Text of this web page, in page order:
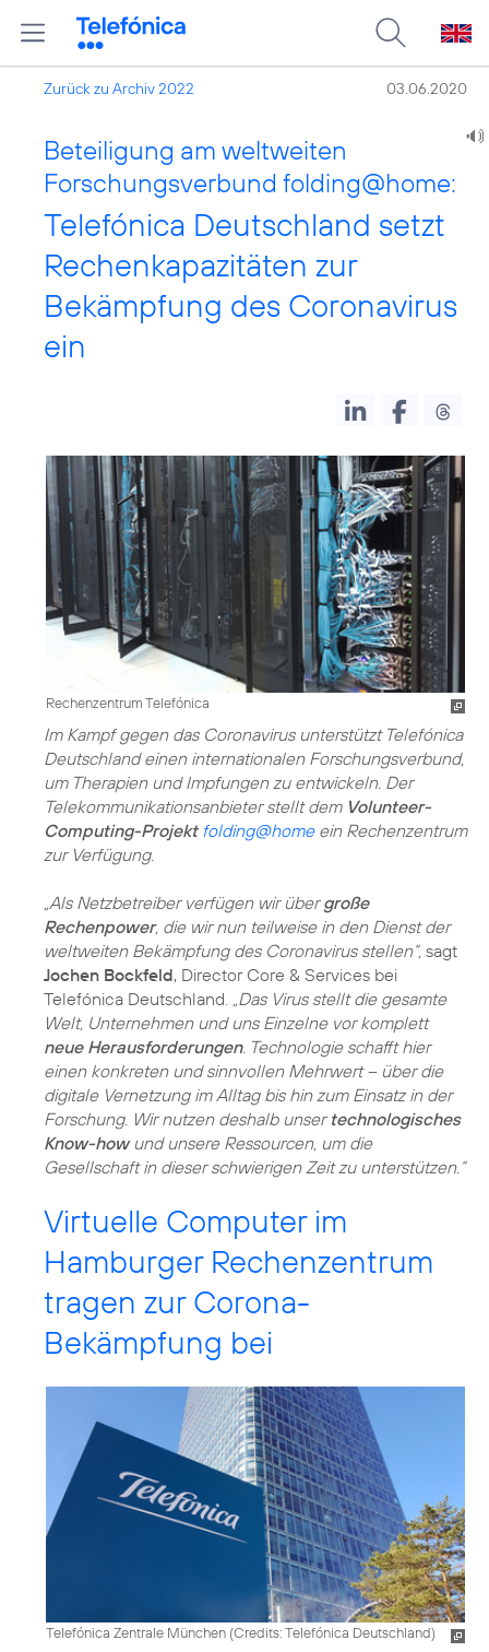
Zurück zu Archiv 2022 03.06.2020
Beteiligung am weltweiten
Forschungsverbund folding@home:
Telefónica Deutschland setzt
Rechenkapazitäten zur
Bekämpfung des Coronavirus
ein
Rechenzentrum Telefónica
Im Kampf gegen das Coronavirus unterstützt Telefónica
Deutschland einen internationalen Forschungsverbund,
um Therapien und Impfungen zu entwickeln. Der
Telekommunikationsanbieter stellt dem Volunteer-
Computing-Projekt folding@homeein Rechenzentrum
zur Verfügung.
„Als Netzbetreiber verfügen wir übergroße
Rechenpower, die wir nun teilweise in den Dienst der
weltweiten Bekämpfung des Coronavirus stellen“, sagt
Jochen Bockfeld, Director Core & Services bei
Telefónica Deutschland.
„Das Virus stellt die gesamte
Welt, Unternehmen und uns Einzelne vor komplett
neue Herausforderungen. Technologie schafft hier
einen konkreten und sinnvollen Mehrwert – über die
digitale Vernetzung im Alltag bis hin zum Einsatz in der
Forschung. Wir nutzen deshalb unser technologisches
Know-howund unsere Ressourcen, um die
Gesellschaft in dieser schwierigen Zeit zu unterstützen.“
Virtuelle Computer im
Hamburger Rechenzentrum
tragen zur Corona-
Bekämpfung bei
Telefónica Zentrale München (Credits: Telefónica Deutschland)